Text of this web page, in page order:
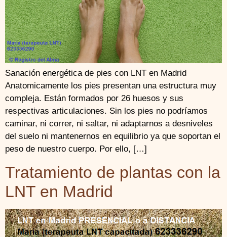
Sanación energética de pies con LNT en Madrid
Anatomicamente los pies presentan una estructura muy
compleja. Están formados por 26 huesos y sus
respectivas articulaciones. Sin los pies no podríamos
caminar, ni correr, ni saltar, ni adaptarnos a desniveles
del suelo ni mantenernos en equilibrio ya que soportan el
peso de nuestro cuerpo. Por ello, […]
Tratamiento de plantas con la
LNT en Madrid